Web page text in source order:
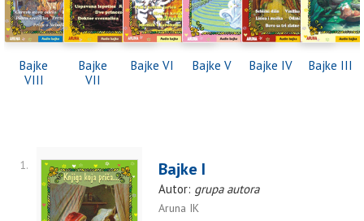
Bajke
VIII
Bajke
VII
Bajke VI Bajke V Bajke IV Bajke III
1. Bajke I
Autor: grupa autora
Aruna IK